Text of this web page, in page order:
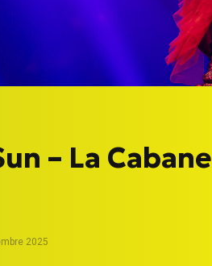
– La Cabane
2025